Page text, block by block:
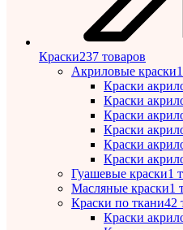
Краски237 товаров
Акриловые краски
Краски
Краски
Краски
Краски
Краски
Краски
Гуашевые краски1
Масляные краски1
Краски по ткани42
Краски